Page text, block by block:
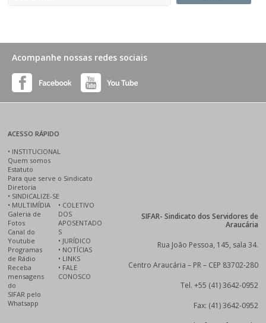
Acompanhe nossas redes sociais
ACESSO RÁPIDO
• INSTITUCIONAL
Quem somos
Estatuto
Para que serve o Sindicato
Diretoria
• SINDICALIZE-SE
• MULTIMÍDIA
Galeria de
Fotos
Canal do
Youtube
Programas
de Rádio
Receba
mensagens
do
SIFAR pelo
Whatsapp
• COLETIVO
DOS
APOSENTADO
S
• JURÍDICO
• NOTÍCIAS
• LINKS
• FALE
CONOSCO
SIFAR- Sindicato dos Servidores de
Araucária
Rua João Pessoa, 145, sala 34.
Centro Araucária – PR – CEP 83702-280
Tel. +55 (41) 3642-0952
Fax: (41) 3642-0952